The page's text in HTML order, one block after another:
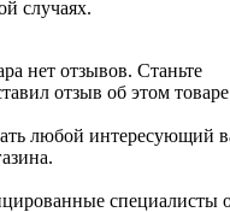
случаях.
нет отзывов. Станьте
отзыв об этом
любой интересующий
специалисты